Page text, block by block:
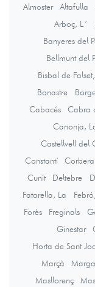
Almoster
Altafulla
Arboç, L´
Banyeres del
Bellmunt del
Bisbal de
Bonastre
Cabacés
Cabra
Canonja,
Castellvell del
Constantí
Cunit
Deltebre
Fatarella, La
Forès
Freginals
Ginestar
Horta de Sant
Marçà
Masllorenç